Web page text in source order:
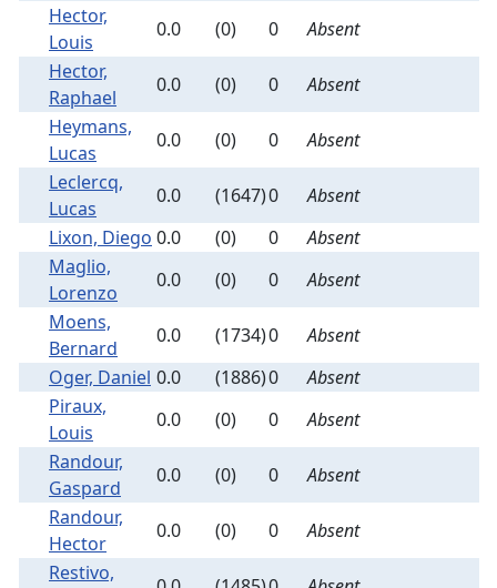
Hector,
Louis
0.0 (0) 0
Absent
Hector,
Raphael
0.0 (0) 0
Absent
Heymans,
Lucas
0.0 (0) 0
Absent
Leclercq,
Lucas
0.0 (1647)0
Absent
Lixon, Diego 0.0 (0) 0
Absent
Maglio,
Lorenzo
0.0 (0) 0
Absent
Moens,
Bernard
0.0 (1734)0
Absent
Oger, Daniel 0.0 (1886)0
Absent
Piraux,
Louis
0.0 (0) 0
Absent
Randour,
Gaspard
0.0 (0) 0
Absent
Randour,
Hector
0.0 (0) 0
Absent
Restivo,